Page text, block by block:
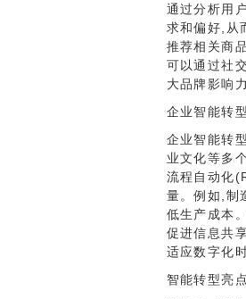
通过分析用
求和偏好,从
推荐相关商
可以通过社
大品牌影响力
企业智能转
企业智能转
业文化等多
流程自动化
量。例如,制
低生产成本
促进信息共
适应数字化
智能转型亮